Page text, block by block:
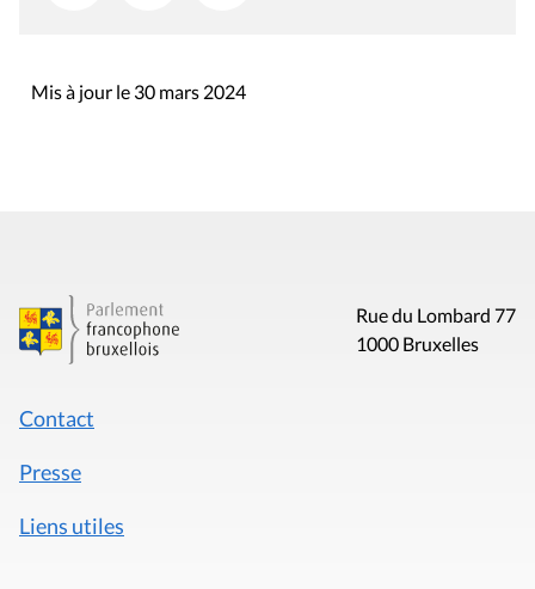
Mis à jour le 30 mars 2024
Rue du Lombard 77
1000 Bruxelles
Contact
Presse
Liens utiles